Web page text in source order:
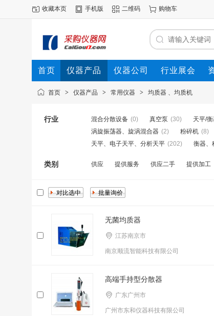
收藏本页 手机版 二维码 购物车
首页 仪器产品 仪器公司 行业展会
首页 > 仪器产品 > 常用仪器 > 均质器 、均质机
行业 混合分散设备 (0) 真空泵 (30) 天平/
涡旋振荡器、旋涡混合器 (2) 粉碎机 (8)
天平、电子天平、分析天平 (202) 衡器、
类别 供应 提供服务 供应二手 提供加工
无菌均质器
江苏南京市
南京顺流智能科技有限公司
高端手持型分散器
广东广州市
广州市东和仪器科技有限公司